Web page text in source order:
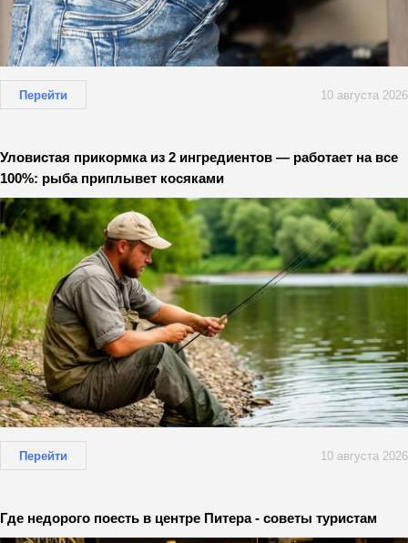
Перейти 10 августа 2026
Уловистая прикормка из 2 ингредиентов — работает на все
100%: рыба приплывет косяками
Перейти 10 августа 2026
Где недорого поесть в центре Питера - советы туристам